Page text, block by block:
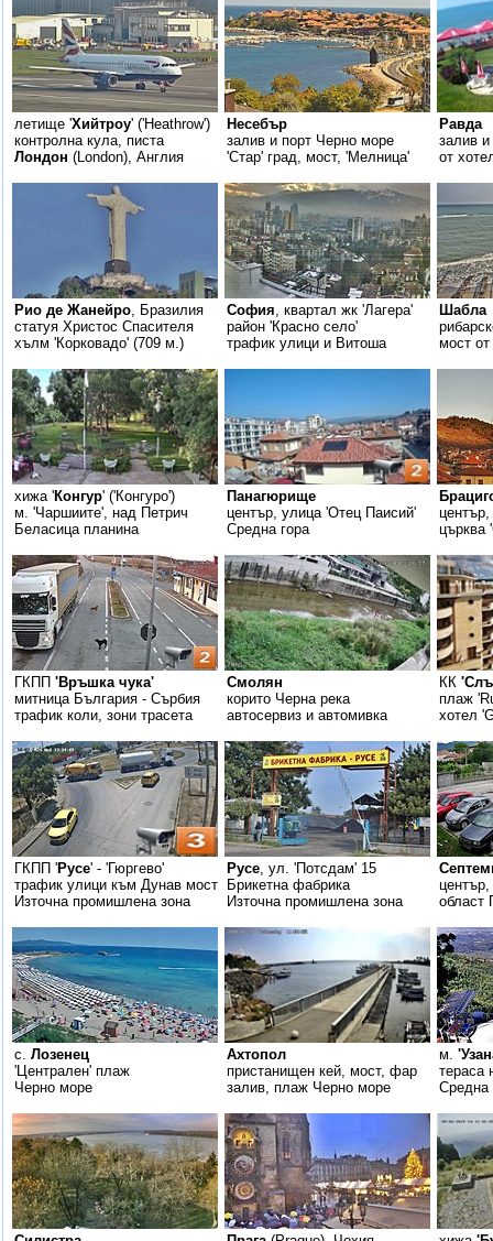
летище 'Хийтроу' ('Heathrow')
контролна кула, писта
Лондон (London), Англия
Несебър
залив и порт Черно море
'Стар' град, мост, 'Мелница'
Равда
залив
от
Рио де Жанейро, Бразилия
статуя Христос Спасителя
хълм 'Корковадо' (709 м.)
София, квартал жк 'Лагера'
район 'Красно село'
трафик улици и Витоша
Шабла
мост
хижа 'Конгур' ('Конгуро')
м. 'Чаршиите', над Петрич
Беласица планина
Панагюрище
център, улица 'Отец Паисий'
Средна гора
църква
ГКПП 'Връшка чука'
митница България - Сърбия
трафик коли, зони трасета
Смолян
корито Черна река
автосервиз и автомивка
КК
плаж
хотел
ГКПП 'Русе' - 'Гюргево'
трафик улици към Дунав мост
Източна промишлена зона
Русе, ул. 'Потсдам' 15
Брикетна фабрика
Източна промишлена зона
център,
област
с. Лозенец
'Централен' плаж
Черно море
Ахтопол
пристанищен кей, мост, фар
залив, плаж Черно море
м.
тераса
Средна